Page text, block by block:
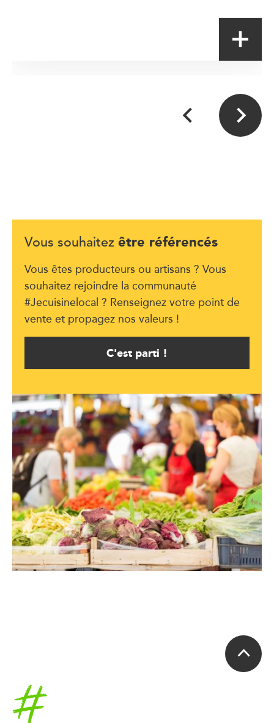
Vous souhaitez être référencés
Vous êtes producteurs ou artisans ? Vous
souhaitez rejoindre la communauté
#Jecuisinelocal ? Renseignez votre point de
vente et propagez nos valeurs !
C'est parti !
Accueil